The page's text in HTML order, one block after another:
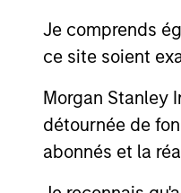
Je comprends
ce site soient
Morgan Stanley
détournée de
abonnés et la
La valeur